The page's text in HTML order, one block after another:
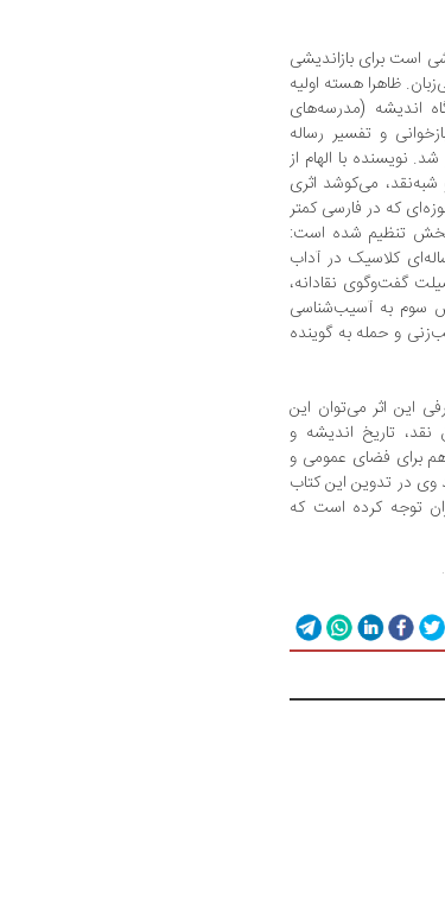
است برای بازاندیشی
ظاهرا هسته اولیه
اندیشه (مدرسه‌های
و تفسیر رساله
نویسنده با الهام از
می‌کوشد اثری
که در فارسی کمتر
تنظیم شده است:
کلاسیک در آداب
گفت‌وگوی نقادانه،
سوم به آسیب‌شناسی
و حمله به گوینده
این اثر می‌توان این
نقد، تاریخ اندیشه و
برای فضای عمومی و
وی در تدوین این کتاب
توجه کرده است که